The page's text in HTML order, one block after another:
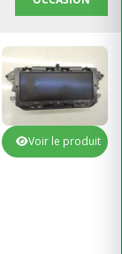
Voir le produit